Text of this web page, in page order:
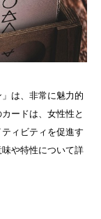
は、非常に魅力的
ードは、女性性と
ィビティを促進す
や特性について詳